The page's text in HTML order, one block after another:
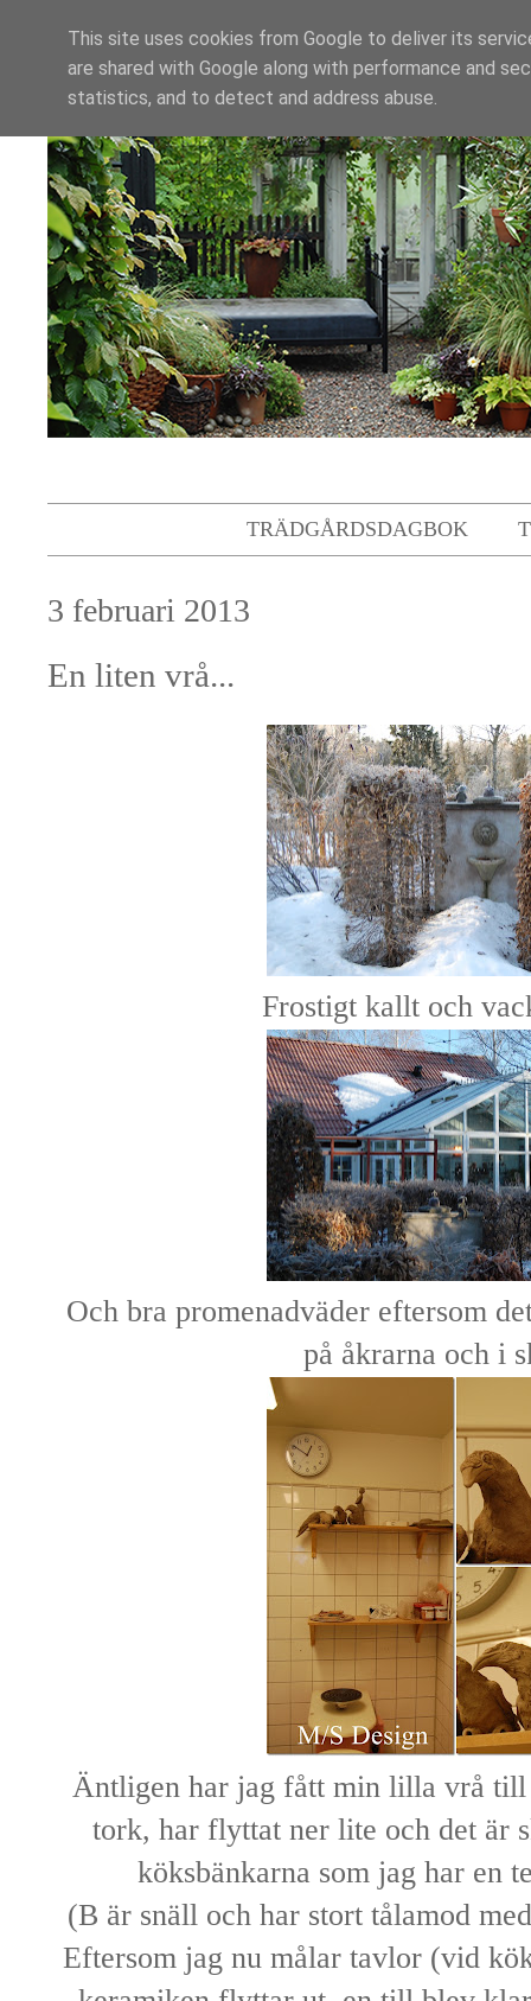
TRÄDGÅRDSDAGBOK
3 februari 2013
En liten vrå...
Frostigt kallt och
Och bra promenadväder eftersom
på åkrarna och i
Äntligen har jag fått min lilla vrå
tork, har flyttat ner lite och det är
köksbänkarna som jag har en
(B är snäll och har stort tålamod
Eftersom jag nu målar tavlor (vid
This site uses cookies from Google to deliver its
are shared with Google along with performance and
statistics, and to detect and address abuse.